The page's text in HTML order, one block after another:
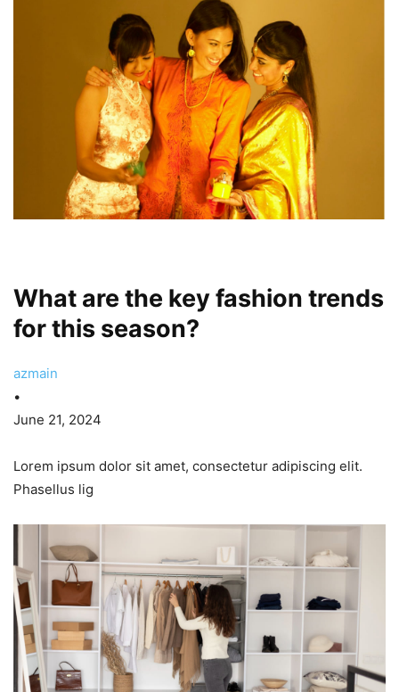
What are the key fashion trends
for this season?
azmain
•
June 21, 2024
Lorem ipsum dolor sit amet, consectetur adipiscing elit.
Phasellus lig